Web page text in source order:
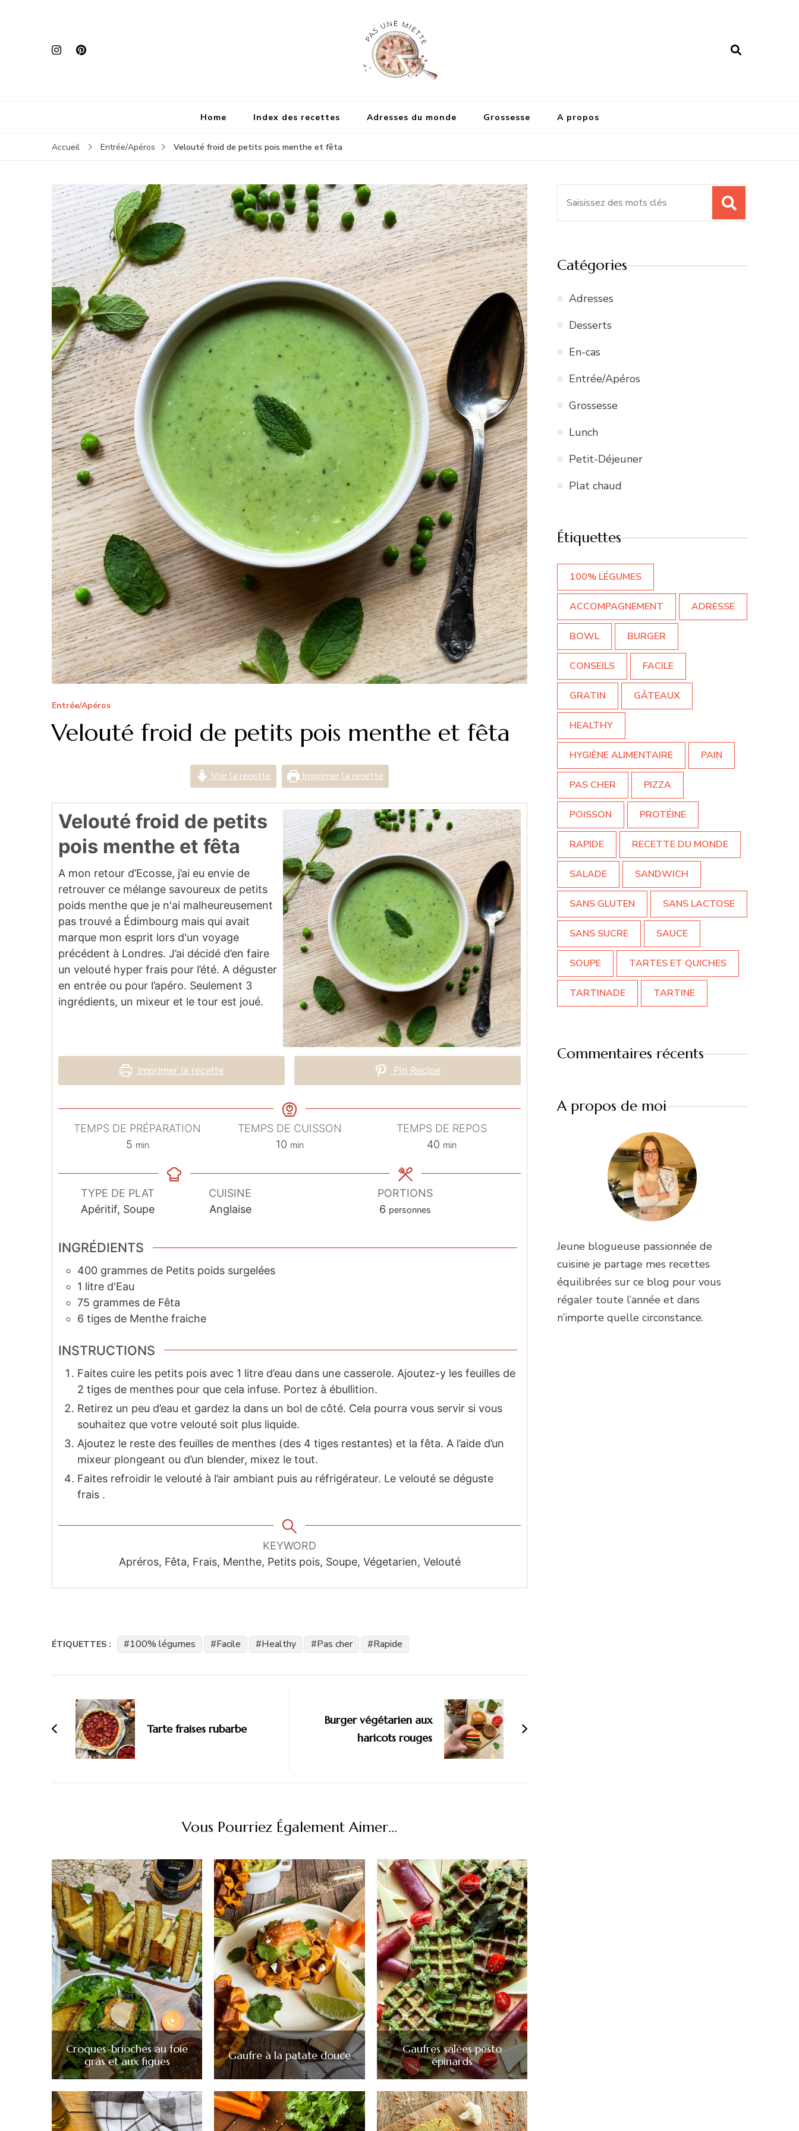
Home Index des recettes Adresses du monde Grossesse A propos
Accueil Entrée/Apéros Velouté froid de petits pois menthe et fêta
Entrée/Apéros
Velouté froid de petits pois menthe et fêta
Voir la recette Imprimer la recette
Velouté froid de petits
pois menthe et fêta
A mon retour d’Ecosse, j’ai eu envie de
retrouver ce mélange savoureux de petits
poids menthe que je n'ai malheureusement
pas trouvé a Édimbourg mais qui avait
marque mon esprit lors d'un voyage
précédent à Londres. J’ai décidé d’en faire
un velouté hyper frais pour l’été. A déguster
en entrée ou pour l’apéro. Seulement 3
ingrédients, un mixeur et le tour est joué.
Imprimer la recette Pin Recipe
TEMPS DE PRÉPARATION
5minutes
min
TEMPS DE CUISSON
10minutes
min
TEMPS DE REPOS
40 minutes
min
TYPE DE PLAT
Apéritif, Soupe
CUISINE
Anglaise
PORTIONS
6 personnes
INGRÉDIENTS
400 grammes de Petits poids surgelées
1 litre d'Eau
75 grammes de Fêta
6 tiges de Menthe fraiche
INSTRUCTIONS
Faites cuire les petits pois avec 1 litre d’eau dans une casserole. Ajoutez-y les feuilles de
2 tiges de menthes pour que cela infuse. Portez à ébullition.
Retirez un peu d’eau et gardez la dans un bol de côté. Cela pourra vous servir si vous
souhaitez que votre velouté soit plus liquide.
Ajoutez le reste des feuilles de menthes (des 4 tiges restantes) et la fêta. A l’aide d’un
mixeur plongeant ou d’un blender, mixez le tout.
Faites refroidir le velouté à l’air ambiant puis au réfrigérateur. Le velouté se déguste
frais .
KEYWORD
Apréros, Fêta, Frais, Menthe, Petits pois, Soupe, Végetarien, Velouté
ÉTIQUETTES : 100% légumes Facile Healthy Pas cher Rapide
d'article
Tarte fraises rubarbe
Burger végétarien aux
haricots rouges
Vous Pourriez Également Aimer...
Croques-brioches au foie
gras et aux figues
Gaufre à la patate douce
Gaufres salées pesto
épinards
Catégories
Adresses
Desserts
En-cas
Entrée/Apéros
Grossesse
Lunch
Petit-Déjeuner
Plat chaud
Étiquettes
100% LÉGUMES
ACCOMPAGNEMENT ADRESSE
BOWL BURGER
CONSEILS FACILE
GRATIN GÂTEAUX
HEALTHY
HYGIÈNE ALIMENTAIRE PAIN
PAS CHER PIZZA
POISSON PROTÉINE
RAPIDE RECETTE DU MONDE
SALADE SANDWICH
SANS GLUTEN SANS LACTOSE
SANS SUCRE SAUCE
SOUPE TARTES ET QUICHES
TARTINADE TARTINE
Commentaires récents
A propos de moi
Jeune blogueuse passionnée de
cuisine je partage mes recettes
équilibrées sur ce blog pour vous
régaler toute l’année et dans
n’importe quelle circonstance.